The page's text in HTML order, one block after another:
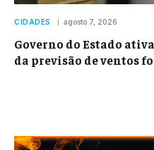
CIDADES agosto 7, 2026
Governo do Estado
da previsão de ventos